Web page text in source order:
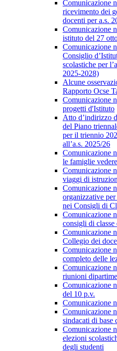
Comunicazione
ricevimento dei
docenti per a.s.
Comunicazione
istituto del 27
Comunicazione
Consiglio
scolastiche per
2025-2028)
Alcune
Rapporto Ocse
Comunicazione
progetti d'Istituto
Atto d’indirizzo
del Piano
per il triennio
all’a.s. 2025/26
Comunicazione
le famiglie
Comunicazione
viaggi di
Comunicazione
organizzative
nei Consigli di
Comunicazione
consigli di classe
Comunicazione
Collegio dei
Comunicazione
completo delle
Comunicazione
riunioni
Comunicazione
del 10 p.v.
Comunicazione
Comunicazione
sindacati di base
Comunicazione
elezioni
degli studenti